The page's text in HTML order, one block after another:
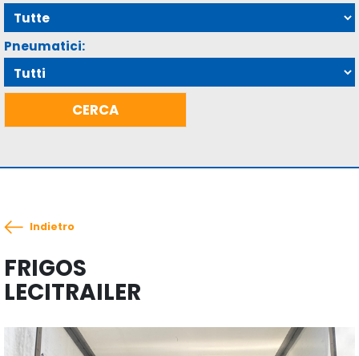
Pneumatici:
Indietro
FRIGOS
LECITRAILER